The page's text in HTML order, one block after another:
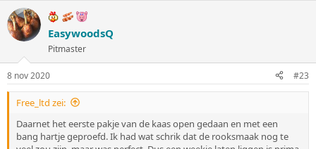
r
d
e
i
n
g
e
EasywoodsQ
Pitmaster
8 nov 2020 #23
Free_ltd zei:
Daarnet het eerste pakje van de kaas open gedaan en met een
bang hartje geproefd. Ik had wat schrik dat de rooksmaak nog te